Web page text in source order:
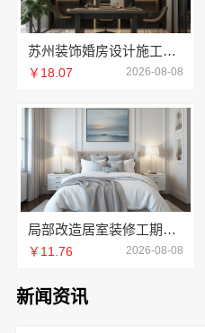
苏州装饰婚房设计施工一体化-苏州兔哥哥智装新材料
￥18.07 2026-08-08
局部改造居室装修工期提速，万赢饰家快速交付
￥11.76 2026-08-08
新闻资讯